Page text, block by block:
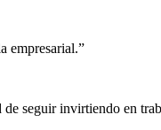
empresarial.”
seguir invirtiendo en